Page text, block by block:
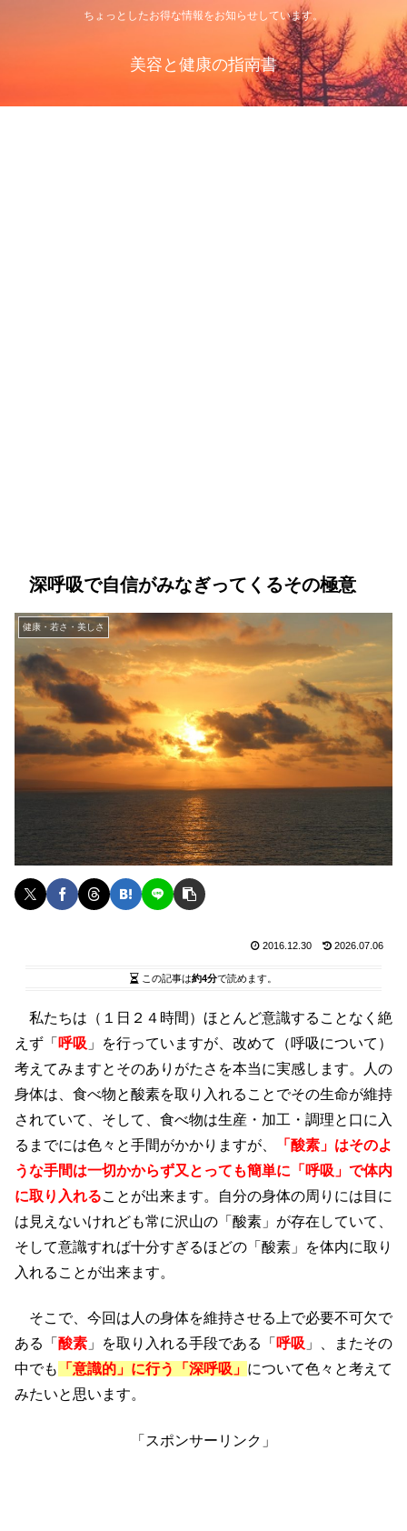
ちょっとしたお得な情報をお知らせしています。
美容と健康の指南書
深呼吸で自信がみなぎってくるその極意
健康・若さ・美しさ
2016.12.30 2026.07.06
この記事は約4分で読めます。
私たちは（１日２４時間）ほとんど意識することなく絶
えず「 呼吸 」を行っていますが、改めて（呼吸について）
考えてみますとそのありがたさを本当に実感します。人の
身体は、食べ物と酸素を取り入れることでその生命が維持
されていて、そして、食べ物は生産・加工・調理と口に入
るまでには色々と手間がかかりますが、
「酸素」はそのよ
うな手間は一切かからず又とっても簡単に「呼吸」で体内
に取り入れることが出来ます。自分の身体の周りには目に
は見えないけれども常に沢山の「酸素」が存在していて、
そして意識すれば十分すぎるほどの「酸素」を体内に取り
入れることが出来ます。
そこで、今回は人の身体を維持させる上で必要不可欠で
ある「 酸素 」を取り入れる手段である「 呼吸 」、またその
中でも
「意識的」に行う「深呼吸」 について色々と考えて
みたいと思います。
「スポンサーリンク」